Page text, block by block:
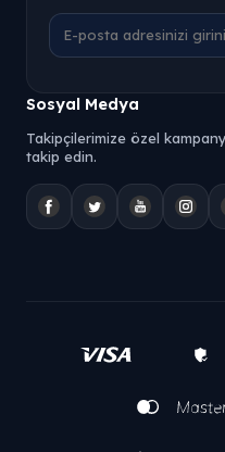
Sosyal Medya
Takipçilerimize özel
takip edin.